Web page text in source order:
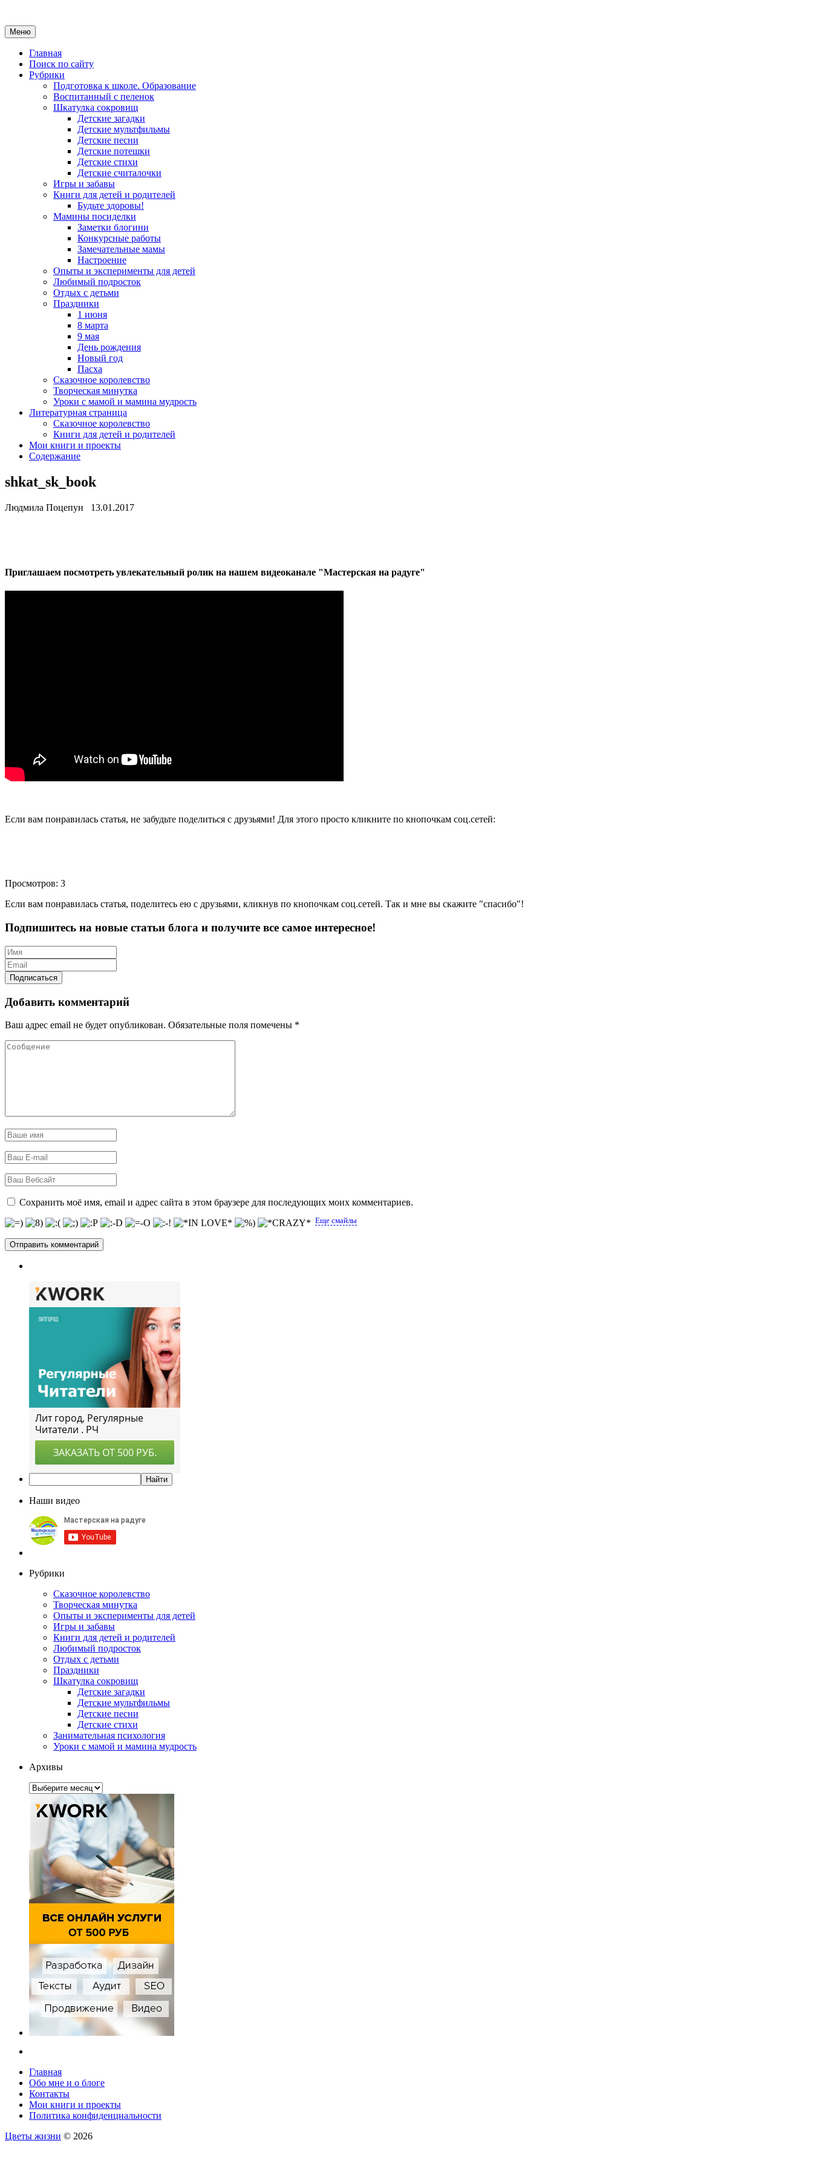
Меню
Главная
Поиск по сайту
Рубрики
Подготовка к школе. Образование
Воспитанный с пеленок
Шкатулка сокровищ
Детские загадки
Детские мультфильмы
Детские песни
Детские потешки
Детские стихи
Детские считалочки
Игры и забавы
Книги для детей и родителей
Будьте здоровы!
Мамины посиделки
Заметки блогини
Конкурсные работы
Замечательные мамы
Настроение
Опыты и эксперименты для детей
Любимый подросток
Отдых с детьми
Праздники
1 июня
8 марта
9 мая
День рождения
Новый год
Пасха
Сказочное королевство
Творческая минутка
Уроки с мамой и мамина мудрость
Литературная страница
Сказочное королевство
Книги для детей и родителей
Мои книги и проекты
Содержание
shkat_sk_book
Людмила Поцепун 13.01.2017
Приглашаем посмотреть увлекательный ролик на нашем видеоканале "Мастерская на радуге"
Если вам понравилась статья, не забудьте поделиться с друзьями! Для этого просто кликните по кнопочкам соц.сетей:
Просмотров: 3
Если вам понравилась статья, поделитесь ею с друзьями, кликнув по кнопочкам соц.сетей. Так и мне вы скажите "спасибо"!
Подпишитесь на новые статьи блога и получите все самое интересное!
Добавить комментарий
Ваш адрес email не будет опубликован. Обязательные поля помечены *
Сохранить моё имя, email и адрес сайта в этом браузере для последующих моих комментариев.
Еще смайлы
Наши видео
Рубрики
Сказочное королевство
Творческая минутка
Опыты и эксперименты для детей
Игры и забавы
Книги для детей и родителей
Любимый подросток
Отдых с детьми
Праздники
Шкатулка сокровищ
Детские загадки
Детские мультфильмы
Детские песни
Детские стихи
Занимательная психология
Уроки с мамой и мамина мудрость
Архивы
Архивы
Главная
Обо мне и о блоге
Контакты
Мои книги и проекты
Политика конфиденциальности
Цветы жизни © 2026